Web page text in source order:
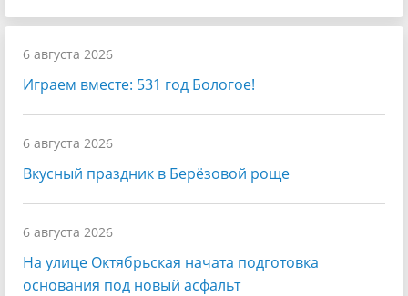
6 августа 2026
Играем вместе: 531 год Бологое!
6 августа 2026
Вкусный праздник в Берёзовой роще
6 августа 2026
На улице Октябрьская начата подготовка
основания под новый асфальт